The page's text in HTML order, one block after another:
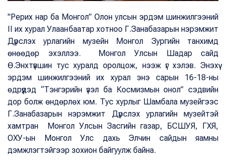
"Рерих нар ба Монгол” Олон улсын эрдэм шинжилгээний
II их хурал Улаанбаатар хотноо Г.Занабазарын нэрэмжит
Дүрслэх урлагийн музейн Монгол Зургийн танхимд
өнөөдөр эхэллээ. Монгол Улсын Шадар сайд
Ө.Энхтүвшин тус хуралд оролцож, нээж үг хэлэв. Энэхүү
эрдэм шинжилгээний их хурал энэ сарын 16-18-ны
өдрүүдэд “Тэнгэрийн үзэл ба Космизмын онол” сэдвийн
дор болж өндөрлөх юм. Тус хурлыг Шамбала музейгээс
Г.Занабазарын нэрэмжит Дүрслэх урлагийн музейтэй
хамтран Монгол Улсын Засгийн газар, БСШУЯ, ГХЯ,
ОХУ-ын Монгол Улс дахь Элчин сайдын яамны
дэмжлэгтэйгээр зохион байгуулж байна.